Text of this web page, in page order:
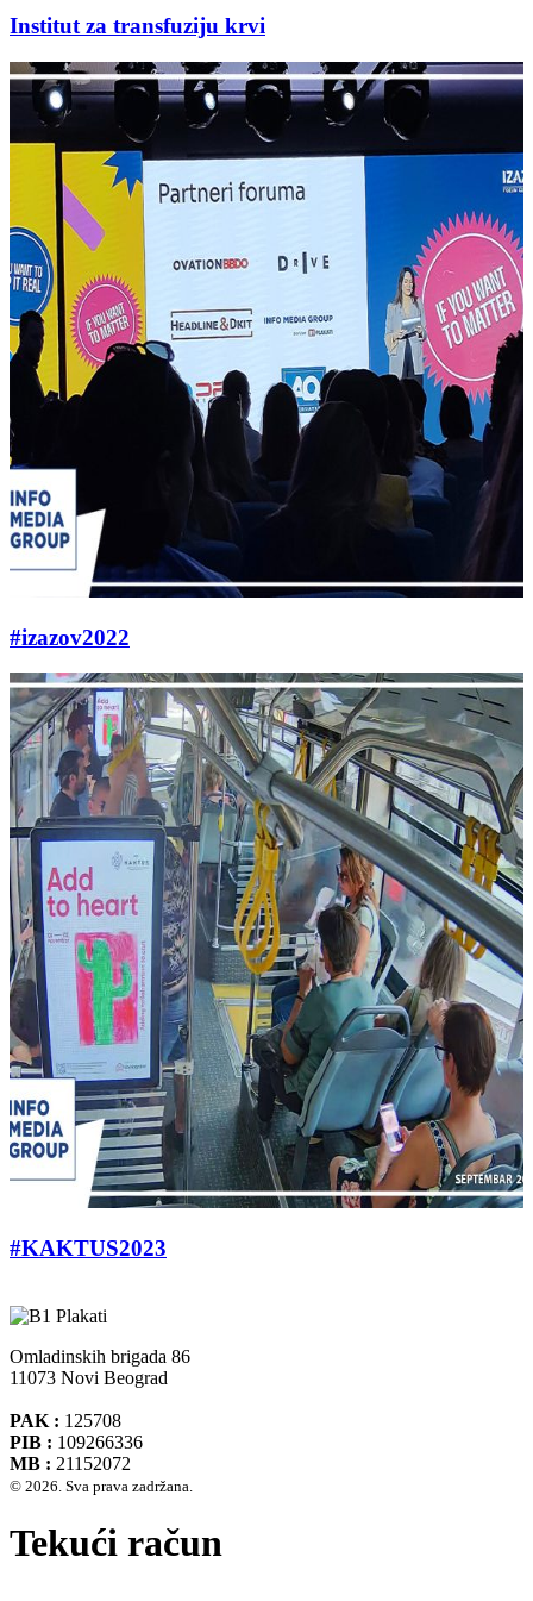
Institut za transfuziju krvi
#izazov2022
#KAKTUS2023
Omladinskih brigada 86
11073 Novi Beograd
PAK : 125708
PIB : 109266336
MB : 21152072
© 2026. Sva prava zadržana.
Tekući račun